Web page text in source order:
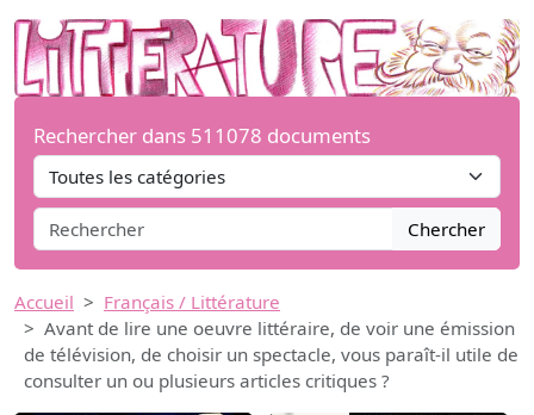
Rechercher dans 511078 documents
Chercher
Accueil
Français / Littérature
Avant de lire une oeuvre littéraire, de voir une émission
de télévision, de choisir un spectacle, vous paraît-il utile de
consulter un ou plusieurs articles critiques ?